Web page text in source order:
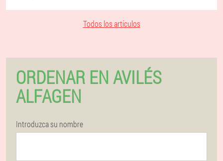
Todos los artículos
ORDENAR EN AVILÉS
ALFAGEN
Introduzca su nombre